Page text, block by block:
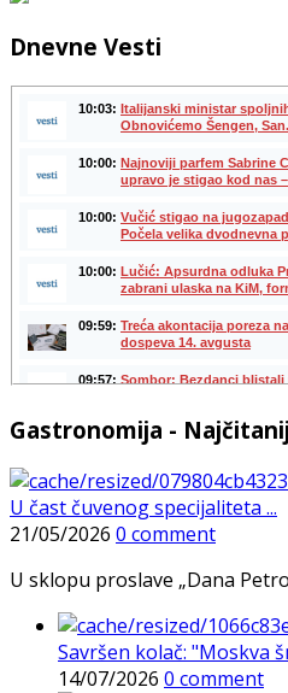
Dnevne Vesti
Gastronomija -
U čast čuvenog specijaliteta ...
21/05/2026 0 comment
U sklopu proslave „Dana
Savršen kolač: "Moskva
14/07/2026 0 comment